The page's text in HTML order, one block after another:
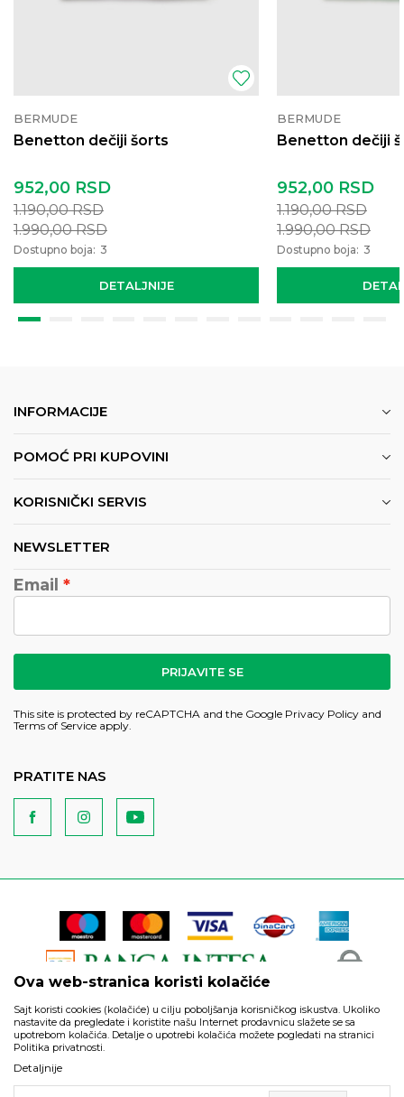
BERMUDE
Benetton dečiji šorts
DETALJNIJE
952,00 RSD
1.190,00RSD
1.990,00RSD
Dostupno boja: 3
BERMUDE
Benetton dečiji
952,00 RSD
1.190,00RSD
1.990,00RSD
Dostupno boja: 3
INFORMACIJE
POMOĆ PRI KUPOVINI
KORISNIČKI SERVIS
NEWSLETTER
Email
PRIJAVITE SE
This site is protected by reCAPTCHA and the Google Privacy Policy and
Terms of Service apply.
PRATITE NAS
artikli prikazani na sajtu su deo naše ponude i ne podrazumeva
da su dostupni u svakom trenutku.
Ova web-stranica koristi kolačiće
Sajt koristi cookies (kolačiće) u cilju poboljšanja korisničkog iskustva. Ukoliko
nastavite da pregledate i koristite našu Internet prodavnicu slažete se sa
upotrebom kolačića. Detalje o upotrebi kolačića možete pogledati na stranici
Politika privatnosti.
Detaljnije